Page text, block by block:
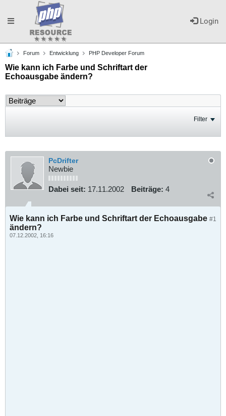
Login
Toggle
navigation
Forum Entwicklung PHP Developer Forum
Wie kann ich Farbe und Schriftart der
Echoausgabe ändern?
Filter
PcDrifter
Newbie
Dabei seit: 17.11.2002 Beiträge: 4
#1
Wie kann ich Farbe und Schriftart der Echoausgabe
ändern?
07.12.2002, 16:16